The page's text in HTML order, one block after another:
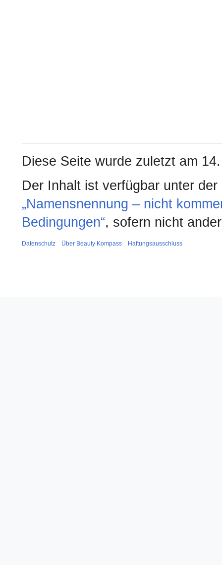
Diese Seite wurde zuletzt am
Der Inhalt ist verfügbar unter
„Namensnennung – nicht
Bedingungen“, sofern nicht
Datenschutz Über Beauty Kompass Haftungsausschluss